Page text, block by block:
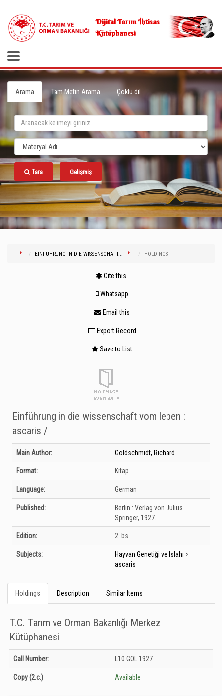
Dijital Tarım İhtisas
Kütüphanesi
Arama Tam Metin Arama Çoklu dil
Tara Gelişmiş
EINFÜHRUNG IN DIE WISSENSCHAFT... HOLDINGS
Cite this
Whatsapp
Email this
Export Record
Save to List
Einführung in die wissenschaft vom leben :
ascaris /
Bibliographic Details
Main Author: Goldschmidt, Richard
Format: Kitap
Language: German
Published: Berlin : Verlag von Julius
Springer, 1927.
Edition: 2. bs.
Subjects: Hayvan Genetiği ve Islahı >
ascaris
Holdings Description Similar Items
T.C. Tarım ve Orman Bakanlığı Merkez
Kütüphanesi
Holdings details from T.C. Tarım ve Orman Bakanlığı Merkez Kütüphanesi:
Unknown
Call Number: L10 GOL 1927
Copy(2.c.) Available